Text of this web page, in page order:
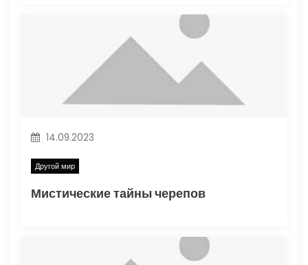
14.09.2023
Другой мир
Мистические тайны черепов